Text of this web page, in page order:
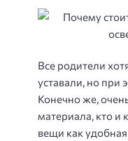
Все родители
уставали, но при
Конечно же,
материала, кто и
вещи как